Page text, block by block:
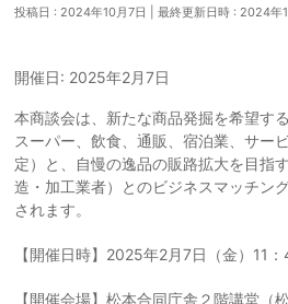
投稿日 : 2024年10月7日 最終更新日時 : 2024年
開催日: 2025年2月7日
本商談会は、新たな商品発掘を希望す
スーパー、飲食、通販、宿泊業、サー
定）と、自慢の逸品の販路拡大を目指
造・加工業者）とのビジネスマッチン
されます。
【開催日時】2025年2月7日（金）11
【開催会場】松本合同庁舎２階講堂（